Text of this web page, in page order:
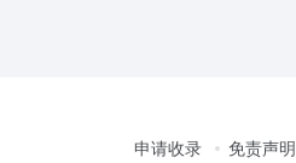
申请收录 免责声明